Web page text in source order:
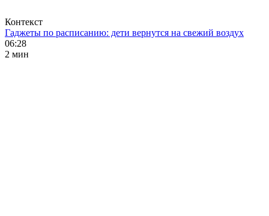
Контекст
Гаджеты по расписанию: дети вернутся на свежий воздух
06:28
2 мин